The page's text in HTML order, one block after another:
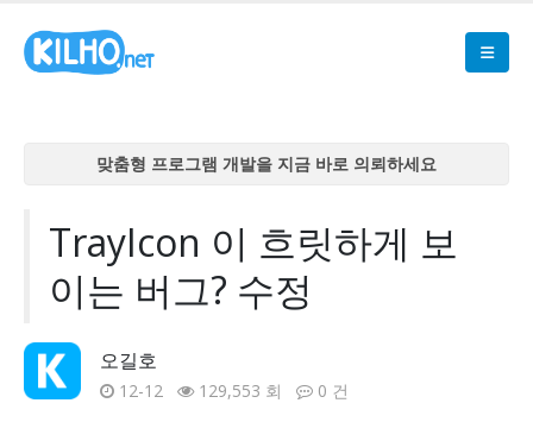
맞춤형 프로그램 개발을 지금 바로 의뢰하세요
맞춤형 프로그램 개발을 지금 바로 의뢰하세요
맞춤형 프로그램 개발을 지금 바로 의뢰하세요
맞춤형 프로그램 개발을 지금 바로 의뢰하세요
TrayIcon 이 흐릿하게 보
이는 버그? 수정
오길호
12-12 129,553 회 0 건